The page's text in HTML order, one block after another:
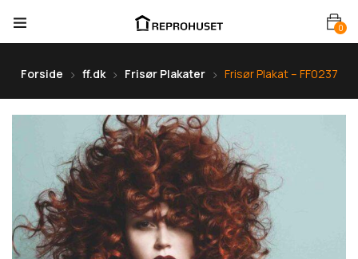
0
Forside ff.dk Frisør Plakater Frisør Plakat – FF0237